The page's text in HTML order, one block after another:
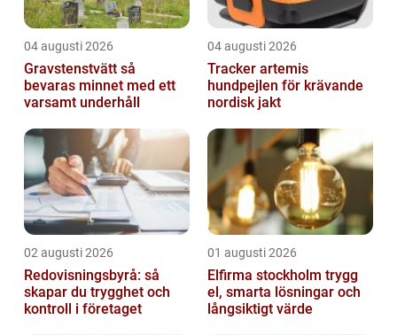
04 augusti 2026
Gravstenstvätt så
bevaras minnet med ett
varsamt underhåll
04 augusti 2026
Tracker artemis
hundpejlen för krävande
nordisk jakt
02 augusti 2026
Redovisningsbyrå: så
skapar du trygghet och
kontroll i företaget
01 augusti 2026
Elfirma stockholm trygg
el, smarta lösningar och
långsiktigt värde